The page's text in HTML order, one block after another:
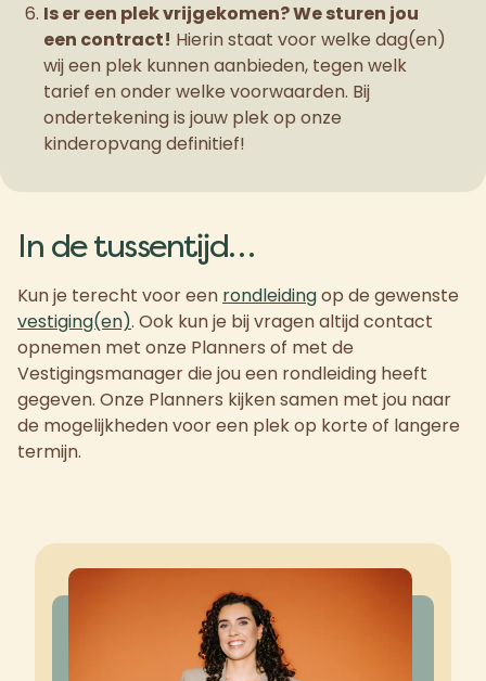
Is er een plek vrijgekomen? We sturen jou
een contract! Hierin staat voor welke dag(en)
wij een plek kunnen aanbieden, tegen welk
tarief en onder welke voorwaarden. Bij
ondertekening is jouw plek op onze
kinderopvang definitief!
In de tussentijd…
Kun je terecht voor een rondleidingop de gewenste
vestiging(en). Ook kun je bij vragen altijd contact
opnemen met onze Planners of met de
Vestigingsmanager die jou een rondleiding heeft
gegeven. Onze Planners kijken samen met jou naar
de mogelijkheden voor een plek op korte of langere
termijn.